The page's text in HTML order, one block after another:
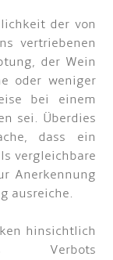
der von
vertriebenen
der Wein
oder weniger
bei einem
sei. Überdies
dass ein
vergleichbare
Anerkennung
ausreiche.
hinsichtlich
Verbots